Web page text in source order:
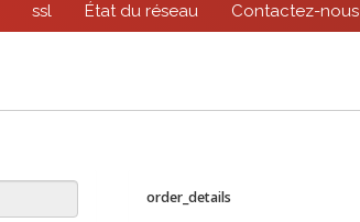
ssl État du réseau Contactez-nous
order_details